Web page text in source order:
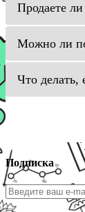
Продаете
Можно ли
Что делать,
Подписка